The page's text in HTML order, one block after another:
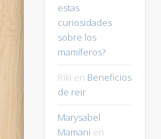
estas
curiosidades
sobre los
mamíferos?
Riki en Beneficios
de reir
Marysabel
Mamani en